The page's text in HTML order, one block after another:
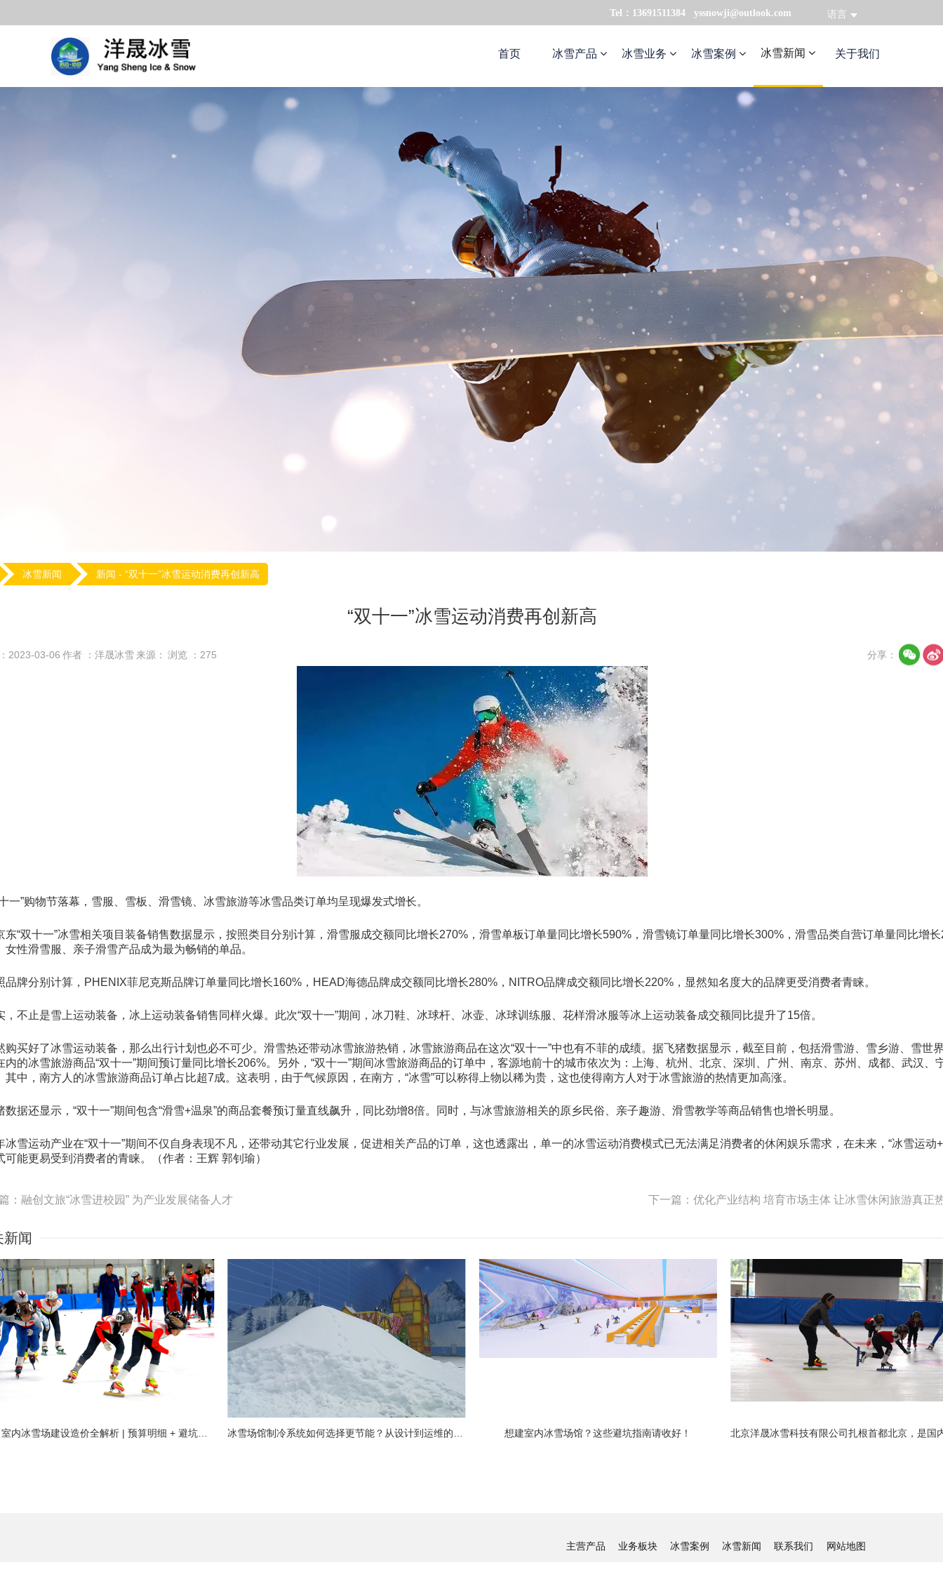
Tel：13691511384 yssnowji@outlook.com 语言
首页 冰雪产品 冰雪业务 冰雪案例 冰雪新闻 关于我们
冰雪新闻 新闻 - “双十一”冰雪运动消费再创新高
“双十一”冰雪运动消费再创新高
2023-03-06 作者 ：洋晟冰雪 来源： 浏览 ： 275 分享：
一”购物节落幕，雪服、雪板、滑雪镜、冰雪旅游等冰雪品类订单均呈现爆发式增长。
东“双十一”冰雪相关项目装备销售数据显示，按照类目分别计算，滑雪服成交额同比增长270%，滑雪单板订单量同比增长590%，滑雪镜订单量同比增长300%，滑雪品类自营订单量同比增
女性滑雪服、亲子滑雪产品成为最为畅销的单品。
品牌分别计算，PHENIX菲尼克斯品牌订单量同比增长160%，HEAD海德品牌成交额同比增长280%，NITRO品牌成交额同比增长220%，显然知名度大的品牌更受消费者青睐。
，不止是雪上运动装备，冰上运动装备销售同样火爆。此次“双十一”期间，冰刀鞋、冰球杆、冰壶、冰球训练服、花样滑冰服等冰上运动装备成交额同比提升了15倍。
购买好了冰雪运动装备，那么出行计划也必不可少。滑雪热还带动冰雪旅游热销，冰雪旅游商品在这次“双十一”中也有不菲的成绩。据飞猪数据显示，截至目前，包括滑雪游、雪乡游、雪世
内的冰雪旅游商品“双十一”期间预订量同比增长206%。另外，“双十一”期间冰雪旅游商品的订单中，客源地前十的城市依次为：上海、杭州、北京、深圳、广州、南京、苏州、成都、武汉、
其中，南方人的冰雪旅游商品订单占比超7成。这表明，由于气候原因，在南方，“冰雪”可以称得上物以稀为贵，这也使得南方人对于冰雪旅游的热情更加高涨。
数据还显示，“双十一”期间包含“滑雪+温泉”的商品套餐预订量直线飙升，同比劲增8倍。同时，与冰雪旅游相关的原乡民俗、亲子趣游、滑雪教学等商品销售也增长明显。
冰雪运动产业在“双十一”期间不仅自身表现不凡，还带动其它行业发展，促进相关产品的订单，这也透露出，单一的冰雪运动消费模式已无法满足消费者的休闲娱乐需求，在未来，“冰雪运动
可能更易受到消费者的青睐。（作者：王辉 郭钊瑜）
：融创文旅“冰雪进校园” 为产业发展储备人才 下一篇：优化产业结构 培育市场主体 让冰雪休闲旅游真正
新闻
​想建室内冰雪场馆？这些避坑指南请收好！
主营产品 业务板块 冰雪案例 冰雪新闻 联系我们 网站地图